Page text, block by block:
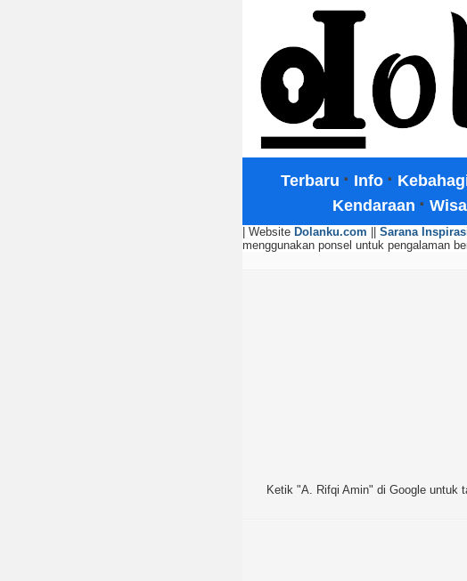
Terbaru · Info ·
Kendaraan ·
| Website Dolanku.com Sarana
menggunakan ponsel untuk pengalaman
Ketik "A. Rifqi Amin" di Google untuk